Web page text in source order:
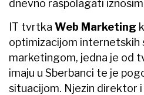
dnevno raspolagati
IT tvrtka Web Marketing
optimizacijom internetskih
marketingom, jedna je od
imaju u Sberbanci te je
situacijom. Njezin direktor i